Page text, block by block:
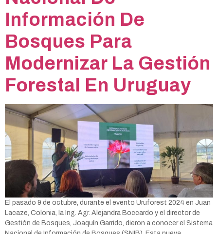
Información De
Bosques Para
Modernizar La Gestión
Forestal En Uruguay
El pasado 9 de octubre, durante el evento Uruforest 2024 en Juan
Lacaze, Colonia, la Ing. Agr. Alejandra Boccardo y el director de
Gestión de Bosques, Joaquín Garrido, dieron a conocer el Sistema